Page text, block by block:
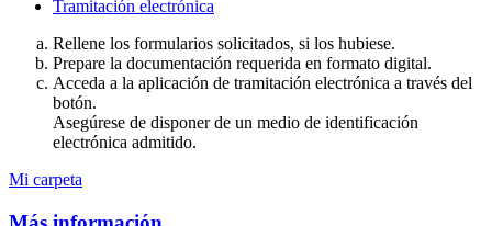
Tramitación electrónica
Rellene los formularios solicitados, si los hubiese.
Prepare la documentación requerida en formato digital.
Acceda a la aplicación de tramitación electrónica a través del
botón.
Asegúrese de disponer de un medio de identificación
electrónica admitido.
Mi carpeta